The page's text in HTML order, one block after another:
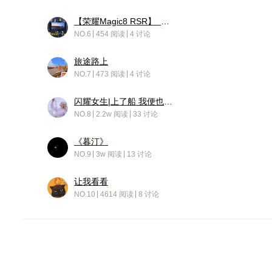
NO.6 454 阅读 4 讨论
旅途路上
NO.7 473 阅读 4 讨论
NO.8 2.2w 阅读 33 讨论
《暮汀》
NO.9 3w 阅读 13 讨论
让我看看
NO.10 4614 阅读 8 讨论